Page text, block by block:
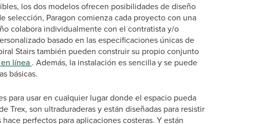
los dos modelos ofrecen posibilidades de diseño
selección, Paragon comienza cada proyecto con una
colabora individualmente con el contratista y/o
basado en las especificaciones únicas de
Stairs también pueden construir su propio conjunto
línea . Además, la instalación es sencilla y se puede
básicas.
para usar en cualquier lugar donde el espacio pueda
Trex, son ultraduraderas y están diseñadas para resistir
perfectos para aplicaciones costeras. Y están